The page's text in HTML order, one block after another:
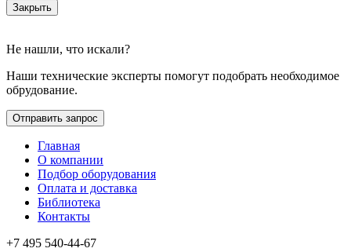
Закрыть
Не нашли, что искали?
Наши технические эксперты помогут подобрать необходимое
обрудование.
Отправить запрос
Главная
О компании
Подбор оборудования
Оплата и доставка
Библиотека
Контакты
+7 495 540-44-67